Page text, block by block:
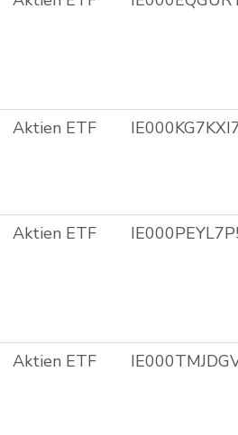
Aktien ETF
Aktien ETF
Aktien ETF